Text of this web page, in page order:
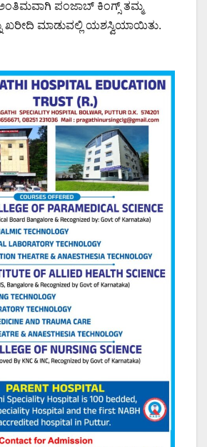
ಅಂತಿಮವಾಗಿ ಪಂಜಾಬ್ ಕಿಂಗ್ಸ್ ತಮ್ಮ
ಖರೀದಿ ಮಾಡುವಲ್ಲಿ ಯಶಸ್ವಿಯಾಯಿತು.